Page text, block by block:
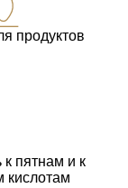
продуктов
к пятнам и к